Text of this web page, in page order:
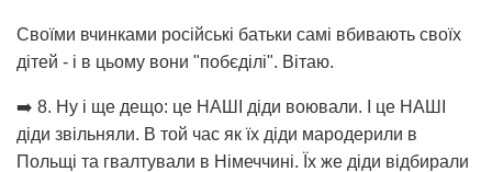
Своїми вчинками російські батьки самі вбивають своїх
дітей - і в цьому вони "побєділі". Вітаю.
➡️ 8. Ну і ще дещо: це НАШІ діди воювали. І це НАШІ
діди звільняли. В той час як їх діди мародерили в
Польщі та гвалтували в Німеччині. Їх же діди відбирали